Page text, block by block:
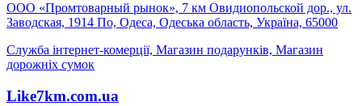
ООО «Промтоварный рынок», 7 км Овидиопольской дор., ул.
Заводская, 1914 По, Одеса, Одеська область, Україна, 65000
Служба інтернет-комерції, Магазин подарунків, Магазин
дорожніх сумок
Like7km.com.ua